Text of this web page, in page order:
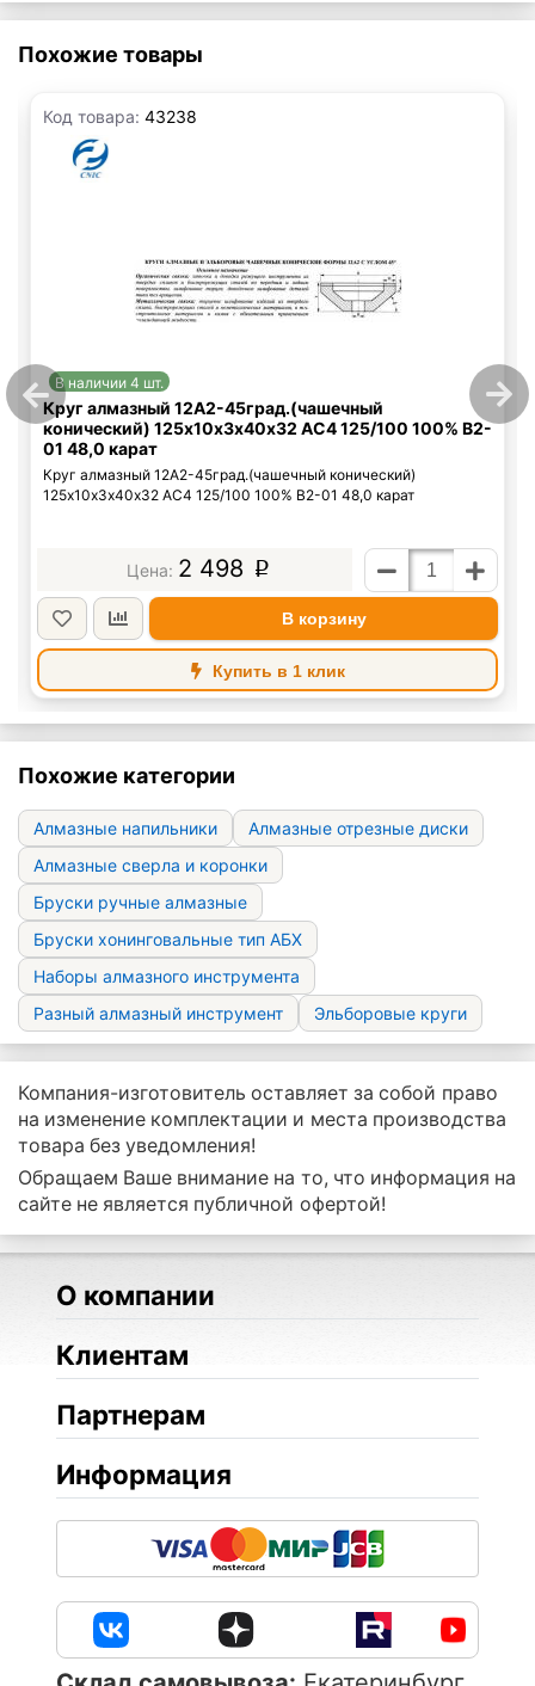
Похожие товары
Код товара: 43238
В наличии 4 шт.
Круг алмазный 12А2-45град.(чашечный
конический) 125х10х3х40х32 АС4 125/100 100% В2-
01 48,0 карат
Круг алмазный 12А2-45град.(чашечный конический)
125х10х3х40х32 АС4 125/100 100% В2-01 48,0 карат
2 498 p
В корзину
Купить в 1 клик
Похожие категории
Алмазные напильники
Алмазные отрезные диски
Алмазные сверла и коронки
Бруски ручные алмазные
Бруски хонинговальные тип АБХ
Наборы алмазного инструмента
Разный алмазный инструмент
Эльборовые круги
Компания-изготовитель оставляет за собой право
на изменение комплектации и места производства
товара без уведомления!
Обращаем Ваше внимание на то, что информация на
сайте не является публичной офертой!
О компании
Клиентам
Партнерам
Информация